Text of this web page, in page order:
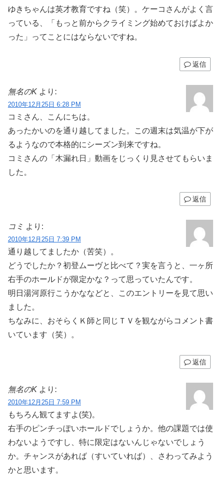
ゆきちゃんは英才教育ですね（笑）。ケーコさんがよく言
っている、「もっと前からクライミング始めておけばよか
った」ってことにはならないですね。
返信
無名のK より:
2010年12月25日 6:28 PM
コミさん、こんにちは。
あったかいのを通り越してました。この週末は気温が下が
るようなので本格的にシーズン到来ですね。
コミさんの「木漏れ日」動画をじっくり見させてもらいま
した。
返信
コミ より:
2010年12月25日 7:39 PM
通り越してましたか（苦笑）。
どうでしたか？初登ムーヴと比べて？実を言うと、一ヶ所
右手のホールドが限定かな？って思っていたんです。
明日湯河原行こうかななどと、このエントリーを見て思い
ました。
ちなみに、おそらくＫ師と同じＴＶを観ながらコメント書
いています（笑）。
返信
無名のK より:
2010年12月25日 7:59 PM
もちろん観てますよ(笑)。
右手のピンチっぽいホールドでしょうか。他の課題では使
わないようですし、特に限定はないんじゃないでしょう
か。チャンスがあれば（すいていれば）、さわってみよう
かと思います。